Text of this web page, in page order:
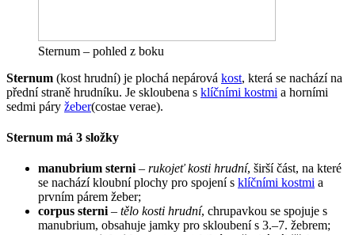
Sternum – pohled z boku
Sternum (kost hrudní) je plochá nepárová kost, která se nachází na
přední straně hrudníku. Je skloubena s klíčními kostmi a horními
sedmi páry žeber(costae verae).
Sternum má 3 složky
manubrium sterni – rukojeť kosti hrudní, širší část, na které
se nachází kloubní plochy pro spojení s klíčními kostmi a
prvním párem žeber;
corpus sterni – tělo kosti hrudní, chrupavkou se spojuje s
manubrium, obsahuje jamky pro skloubení s 3.–7. žebrem;